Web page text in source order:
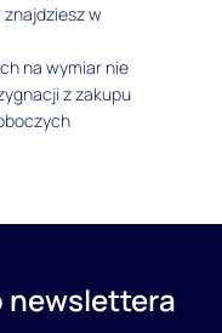
w
na wymiar nie
z zakupu
newslettera